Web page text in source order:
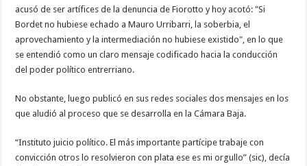
acusó de ser artífices de la denuncia de Fiorotto y hoy acotó: "Si
Bordet no hubiese echado a Mauro Urribarri, la soberbia, el
aprovechamiento y la intermediación no hubiese existido", en lo que
se entendió como un claro mensaje codificado hacia la conducción
del poder político entrerriano.
No obstante, luego publicó en sus redes sociales dos mensajes en los
que aludió al proceso que se desarrolla en la Cámara Baja.
“Instituto juicio político. El más importante partícipe trabaje con
convicción otros lo resolvieron con plata ese es mi orgullo” (sic), decía